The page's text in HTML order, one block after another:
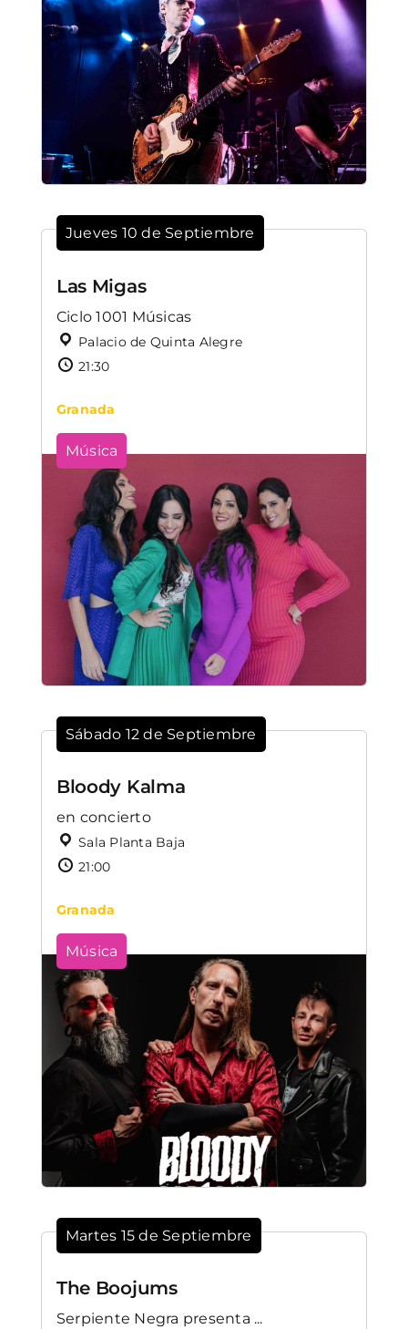
Jueves 10 de Septiembre
Las Migas
Ciclo 1001 Músicas
Palacio de Quinta Alegre
21:30
Granada
Música
Sábado 12 de Septiembre
Bloody Kalma
en concierto
Sala Planta Baja
21:00
Granada
Música
Martes 15 de Septiembre
The Boojums
Serpiente Negra presenta ...